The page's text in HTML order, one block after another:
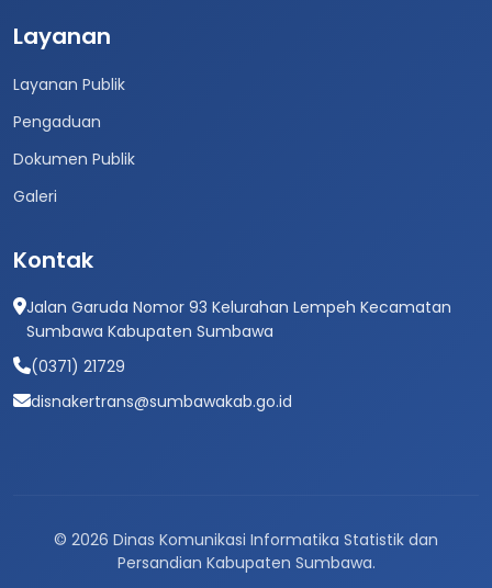
Layanan
Layanan Publik
Pengaduan
Dokumen Publik
Galeri
Kontak
Jalan Garuda Nomor 93 Kelurahan Lempeh Kecamatan
Sumbawa Kabupaten Sumbawa
(0371) 21729
disnakertrans@sumbawakab.go.id
© 2026 Dinas Komunikasi Informatika Statistik dan
Persandian Kabupaten Sumbawa.